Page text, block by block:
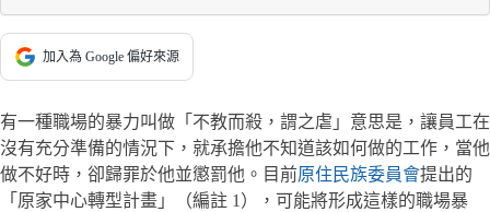
加入為 Google 偏好來源
有一種職場的暴力叫做「不教而殺，謂之虐」意思是，讓員工在
沒有充分準備的情況下，就承擔他不知道該如何做的工作，當他
做不好時，卻歸罪於他並懲罰他。目前原住民族委員會提出的
「原家中心轉型計畫」（編註 1），可能將形成這樣的職場暴